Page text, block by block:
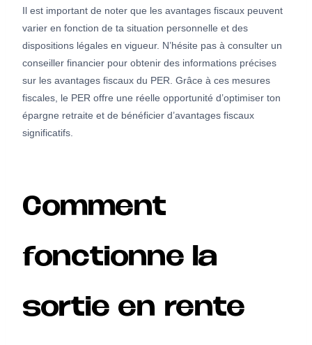
Il est important de noter que les avantages fiscaux peuvent
varier en fonction de ta situation personnelle et des
dispositions légales en vigueur. N’hésite pas à consulter un
conseiller financier pour obtenir des informations précises
sur les avantages fiscaux du PER. Grâce à ces mesures
fiscales, le PER offre une réelle opportunité d’optimiser ton
épargne retraite et de bénéficier d’avantages fiscaux
significatifs.
Comment
fonctionne la
sortie en rente